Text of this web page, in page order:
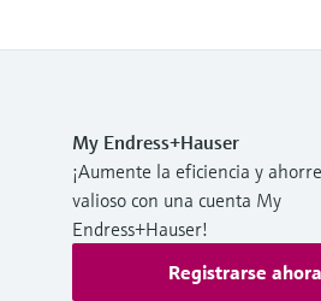
My Endress+Hauser
¡Aumente la eficiencia y
valioso con una cuenta My
Endress+Hauser!
Registrarse ahora